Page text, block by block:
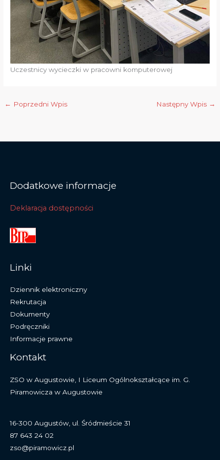
Uczestnicy wycieczki w pracowni komputerowej
← Poprzedni Wpis Następny Wpis →
Dodatkowe informacje
Deklaracja dostępności
Linki
Dziennik elektroniczny
Rekrutacja
Dokumenty
Podręczniki
Informacje prawne
Kontakt
ZSO w Augustowie, I Liceum Ogólnokształcące im. G.
Piramowicza w Augustowie
16-300 Augustów, ul. Śródmieście 31
87 643 24 02
zso@piramowicz.pl